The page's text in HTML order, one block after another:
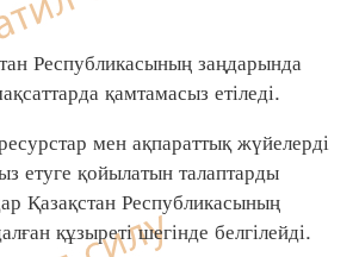
Республикасының заңдарында
қамтамасыз етіледі.
мен ақпараттық жүйелерді
етуге қойылатын талаптарды
Қазақстан Республикасының
құзыреті шегінде белгілейді.